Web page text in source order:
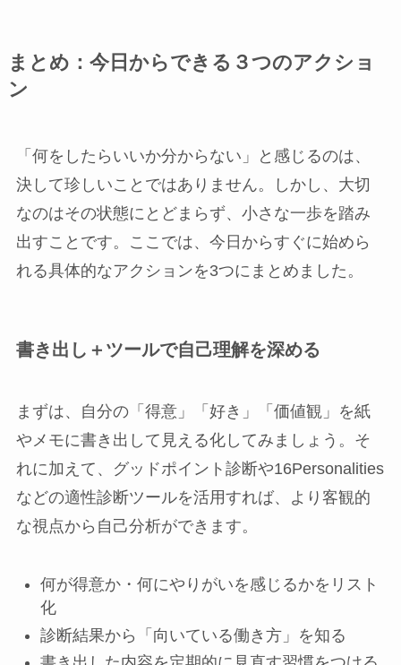
まとめ：今日からできる３つのアクショ
ン
「何をしたらいいか分からない」と感じるのは、
決して珍しいことではありません。しかし、大切
なのはその状態にとどまらず、小さな一歩を踏み
出すことです。ここでは、今日からすぐに始めら
れる具体的なアクションを3つにまとめました。
書き出し＋ツールで自己理解を深める
まずは、自分の「得意」「好き」「価値観」を紙
やメモに書き出して見える化してみましょう。そ
れに加えて、グッドポイント診断や16Personalities
などの適性診断ツールを活用すれば、より客観的
な視点から自己分析ができます。
何が得意か・何にやりがいを感じるかをリスト
化
診断結果から「向いている働き方」を知る